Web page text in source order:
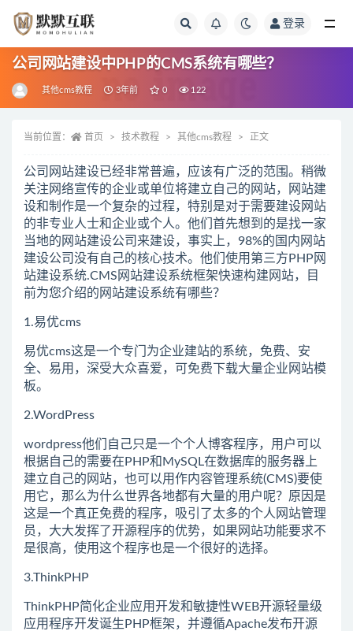
登录
公司网站建设中PHP的CMS系统有哪些？
其他cms教程 3年前 0 122
当前位置： 首页 技术教程 其他cms教程 正文
公司网站建设已经非常普遍，应该有广泛的范围。稍微
关注网络宣传的企业或单位将建立自己的网站，网站建
设和制作是一个复杂的过程，特别是对于需要建设网站
的非专业人士和企业或个人。他们首先想到的是找一家
当地的网站建设公司来建设，事实上，98%的国内网站
建设公司没有自己的核心技术。他们使用第三方PHP网
站建设系统.CMS网站建设系统框架快速构建网站，目
前为您介绍的网站建设系统有哪些？
1.易优cms
易优cms这是一个专门为企业建站的系统，免费、安
全、易用，深受大众喜爱，可免费下载大量企业网站模
板。
2.WordPress
wordpress他们自己只是一个个人博客程序，用户可以
根据自己的需要在PHP和MySQL在数据库的服务器上
建立自己的网站，也可以用作内容管理系统(CMS)要使
用它，那么为什么世界各地都有大量的用户呢？原因是
这是一个真正免费的程序，吸引了太多的个人网站管理
员，大大发挥了开源程序的优势，如果网站功能要求不
是很高，使用这个程序也是一个很好的选择。
3.ThinkPHP
ThinkPHP简化企业应用开发和敏捷性WEB开源轻量级
应用程序开发诞生PHP框架，并遵循Apache发布开源